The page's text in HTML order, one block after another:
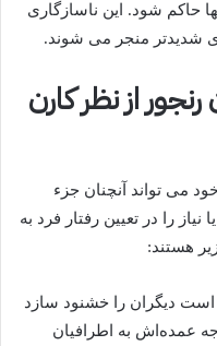
حاکم شود. این ناسازگاری
شدیدتر منجر می شوند.
از نظر کارن
می تواند آنچنان جزء
را در تعیین رفتار فرد به
هستند:
دیگران را خشنود سازد
عمده‌اش به اطرافیان